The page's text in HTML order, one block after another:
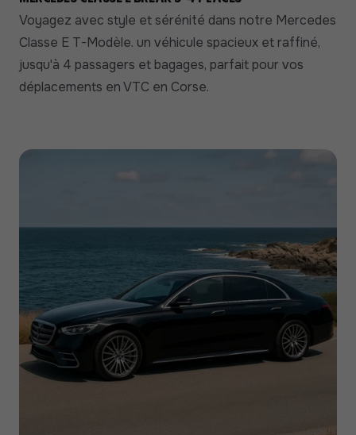
Voyagez avec style et sérénité dans notre Mercedes
Classe E T-Modèle. un véhicule spacieux et raffiné,
jusqu'à 4 passagers et bagages, parfait pour vos
déplacements en VTC en Corse.